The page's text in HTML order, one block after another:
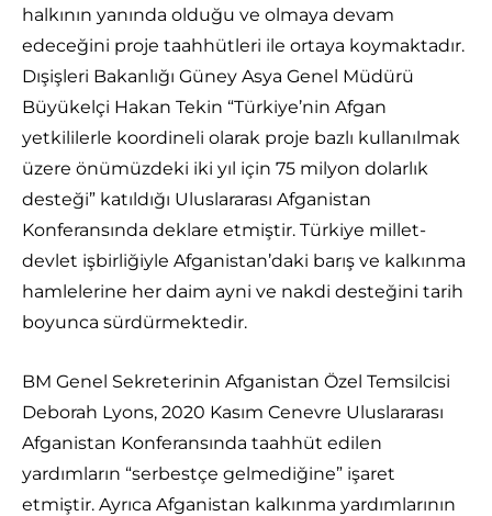
halkının yanında olduğu ve olmaya devam
edeceğini proje taahhütleri ile ortaya koymaktadır.
Dışişleri Bakanlığı Güney Asya Genel Müdürü
Büyükelçi Hakan Tekin “Türkiye’nin Afgan
yetkililerle koordineli olarak proje bazlı kullanılmak
üzere önümüzdeki iki yıl için 75 milyon dolarlık
desteği” katıldığı Uluslararası Afganistan
Konferansında deklare etmiştir. Türkiye millet-
devlet işbirliğiyle Afganistan’daki barış ve kalkınma
hamlelerine her daim ayni ve nakdi desteğini tarih
boyunca sürdürmektedir.
BM Genel Sekreterinin Afganistan Özel Temsilcisi
Deborah Lyons, 2020 Kasım Cenevre Uluslararası
Afganistan Konferansında taahhüt edilen
yardımların “serbestçe gelmediğine” işaret
etmiştir. Ayrıca Afganistan kalkınma yardımlarının